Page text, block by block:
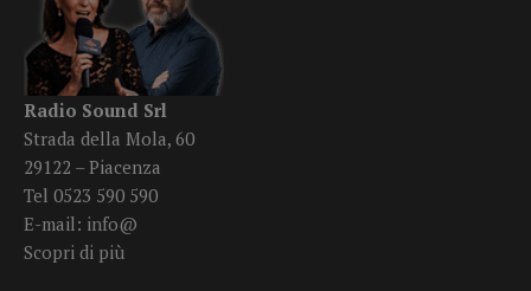
Radio Sound Srl
Strada della Mola, 60
29122 – Piacenza
Tel 0523 590 590
E-mail: info@
Scopri di più